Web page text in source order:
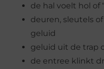
de hal voelt hol of
deuren, sleutels
geluid
geluid uit de trap
de entree klinkt